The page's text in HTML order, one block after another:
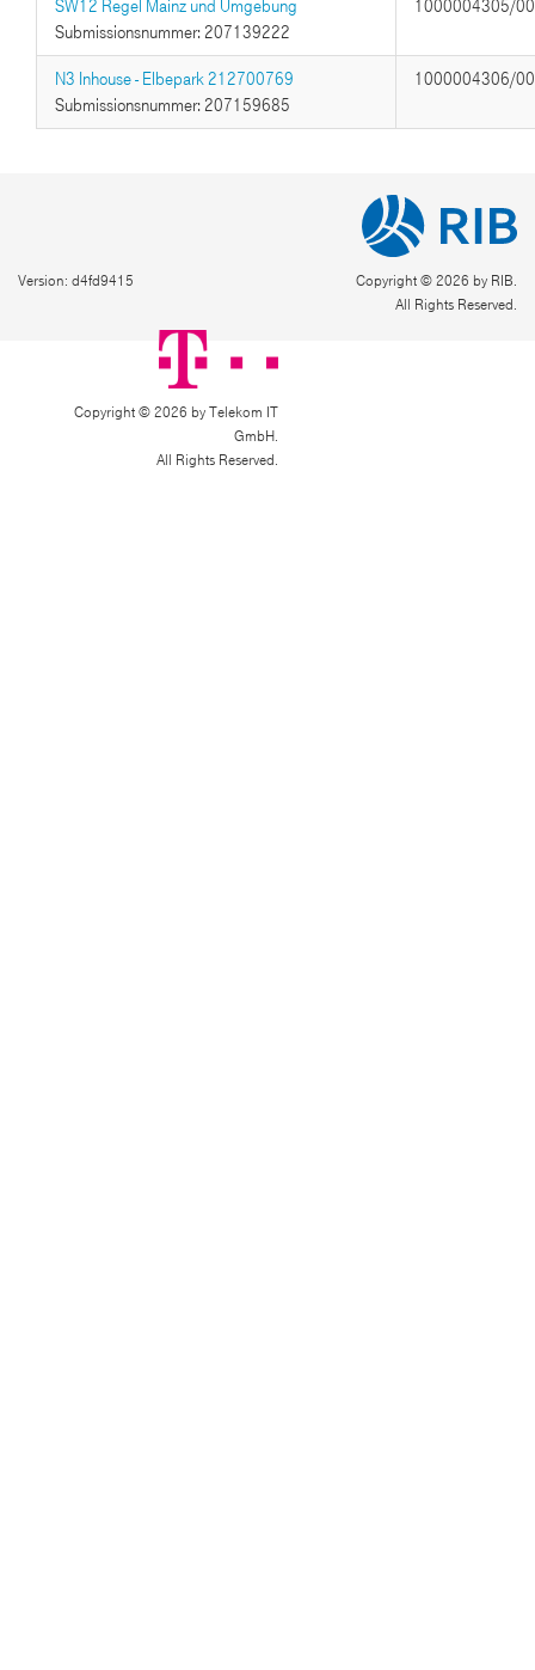
SW12 Regel Mainz und Umgebung
Submissionsnummer: 207139222
1000004305/
N3 Inhouse - Elbepark 212700769
Submissionsnummer: 207159685
1000004306/
Version: d4fd9415
Copyright © 2026 by RIB.
All Rights Reserved.
Copyright © 2026 by Telekom IT
GmbH.
All Rights Reserved.